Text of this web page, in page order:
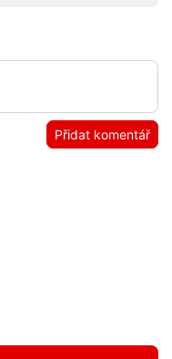
Přidat komentář